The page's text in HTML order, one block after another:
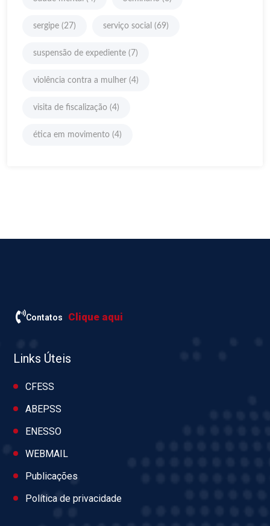
sergipe (27) serviço social (69)
suspensão de expediente (7)
violência contra a mulher (4)
visita de fiscalização (4)
ética em movimento (4)
Contatos Clique aqui
Links Úteis
CFESS
ABEPSS
ENESSO
WEBMAIL
Publicações
Política de privacidade